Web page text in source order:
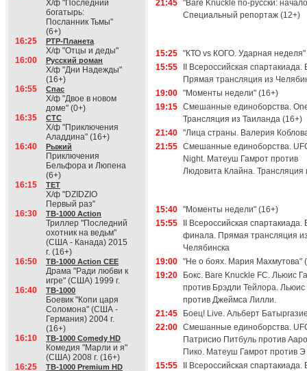
Х/ф "Последний
богатырь:
Посланник Тьмы"
(6+)
16:25
РТР-Планета
Х/ф "Отцы и деды"
16:00
Русский роман
Х/ф "Дни Надежды"
(16+)
16:55
Спас
Х/ф "Двое в новом
доме" (0+)
16:35
СТС
Х/ф "Приключения
Аладдина" (16+)
16:40
Рыжий
Приключения
Бельфора и Люпена
(6+)
16:15
ТЕТ
Х/ф "DZIDZIO
Первый раз"
16:30
ТВ-1000 Action
Триллер "Последний
охотник на ведьм"
(США - Канада) 2015
г. (16+)
16:50
ТВ-1000 Action CEE
Драма "Ради любви к
игре" (США) 1999 г.
16:40
ТВ-1000
Боевик "Копи царя
Соломона" (США -
Германия) 2004 г.
(16+)
16:10
ТВ-1000 Comedy HD
Комедия "Марли и я"
(США) 2008 г. (16+)
16:25
ТВ-1000 Premium HD
21:45 "Bare Knuckle по-русски:
Специальный репортаж (12+)
15:25 "КТО vs КОГО. Ударная неделя"
15:55
II Всероссийская спартакиада.
Прямая трансляция из
19:00 "Моменты недели" (16+)
19:15 Смешанные единоборства.
Трансляция из Таиланда (16+)
21:40 "Лица страны. Валерия
21:55 Смешанные единоборства.
Night. Матеуш Гамрот против
Людовита Клайна. Трансляция
15:40 "Моменты недели" (16+)
15:55
II Всероссийская спартакиада.
финала. Прямая трансляция
Челябинска
19:00 "Не о боях. Мария Махмутова"
19:20
Бокс. Bare Knuckle FC. Льюис
против Брэдли Тейлора. Льюис
против Джеймса Лилли.
21:45
Боец! Live. Альберт
22:00 Смешанные единоборства.
Патрисио Питбуль против
Пико. Матеуш Гамрот против Э
15:55
II Всероссийская спартакиада.